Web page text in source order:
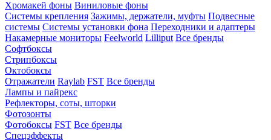
Хромакей фоны Виниловые фоны
Системы крепления Зажимы, держатели, муфты Подвесные
системы Системы установки фона Переходники и адаптеры
Накамерные мониторы Feelworld Lilliput Все бренды
Софтбоксы
Стрипбоксы
Октобоксы
Отражатели Raylab FST Все бренды
Лампы и пайрекс
Рефлекторы, соты, шторки
Фотозонты
Фотобоксы FST Все бренды
Спецэффекты